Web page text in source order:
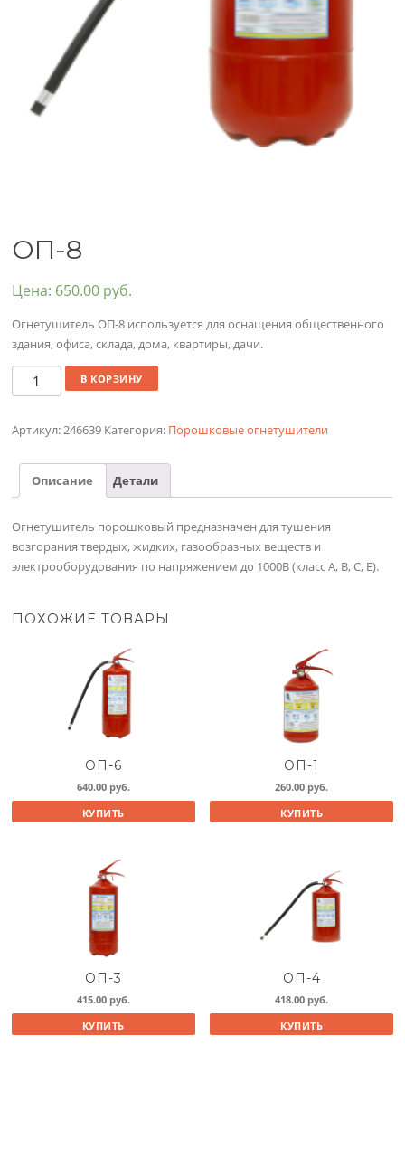
ОП-8
Цена: 650.00 руб.
Огнетушитель ОП-8 используется для оснащения общественного
здания, офиса, склада, дома, квартиры, дачи.
Количество
В КОРЗИНУ
Артикул:246639 Категория: Порошковые огнетушители
Описание Детали
Огнетушитель порошковый предназначен для тушения
возгорания твердых, жидких, газообразных веществ и
электрооборудования по напряжением до 1000В (класс А, В, С, Е).
ПОХОЖИЕ ТОВАРЫ
ОП-6
640.00 руб.
КУПИТЬ
ОП-1
260.00 руб.
КУПИТЬ
ОП-3
415.00 руб.
КУПИТЬ
ОП-4
418.00 руб.
КУПИТЬ